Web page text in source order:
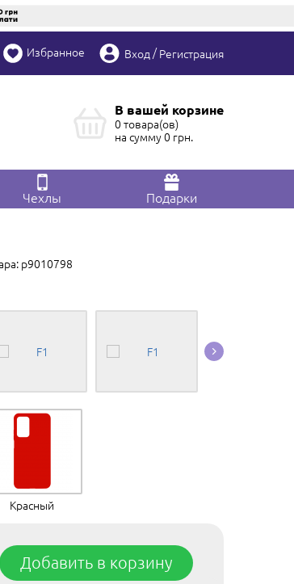
Избранное Вход /Регистрация
В вашей корзине
0 товара(ов)
на сумму0 грн.
Чехлы Подарки
p9010798
Красный
Добавить в корзину